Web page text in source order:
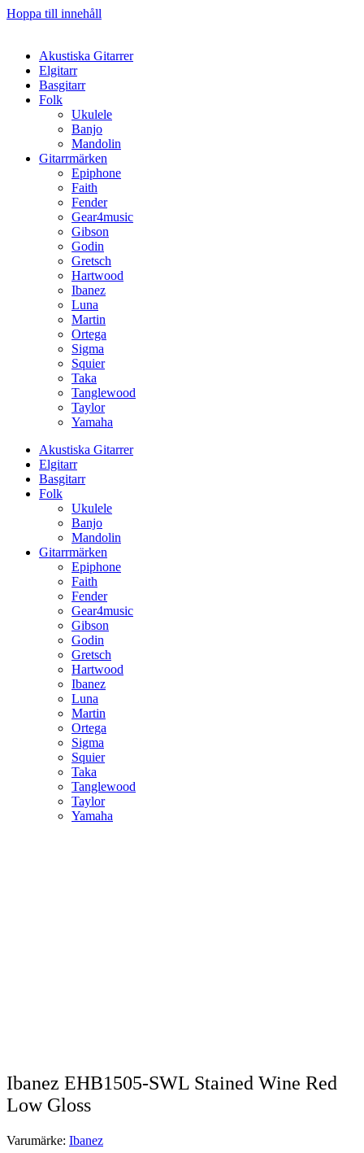
Hoppa till innehåll
Akustiska Gitarrer
Elgitarr
Basgitarr
Folk
Ukulele
Banjo
Mandolin
Gitarrmärken
Epiphone
Faith
Fender
Gear4music
Gibson
Godin
Gretsch
Hartwood
Ibanez
Luna
Martin
Ortega
Sigma
Squier
Taka
Tanglewood
Taylor
Yamaha
Akustiska Gitarrer
Elgitarr
Basgitarr
Folk
Ukulele
Banjo
Mandolin
Gitarrmärken
Epiphone
Faith
Fender
Gear4music
Gibson
Godin
Gretsch
Hartwood
Ibanez
Luna
Martin
Ortega
Sigma
Squier
Taka
Tanglewood
Taylor
Yamaha
Ibanez EHB1505-SWL Stained Wine Red
Low Gloss
Varumärke: Ibanez